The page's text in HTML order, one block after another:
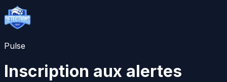
Pulse
Inscription aux alertes